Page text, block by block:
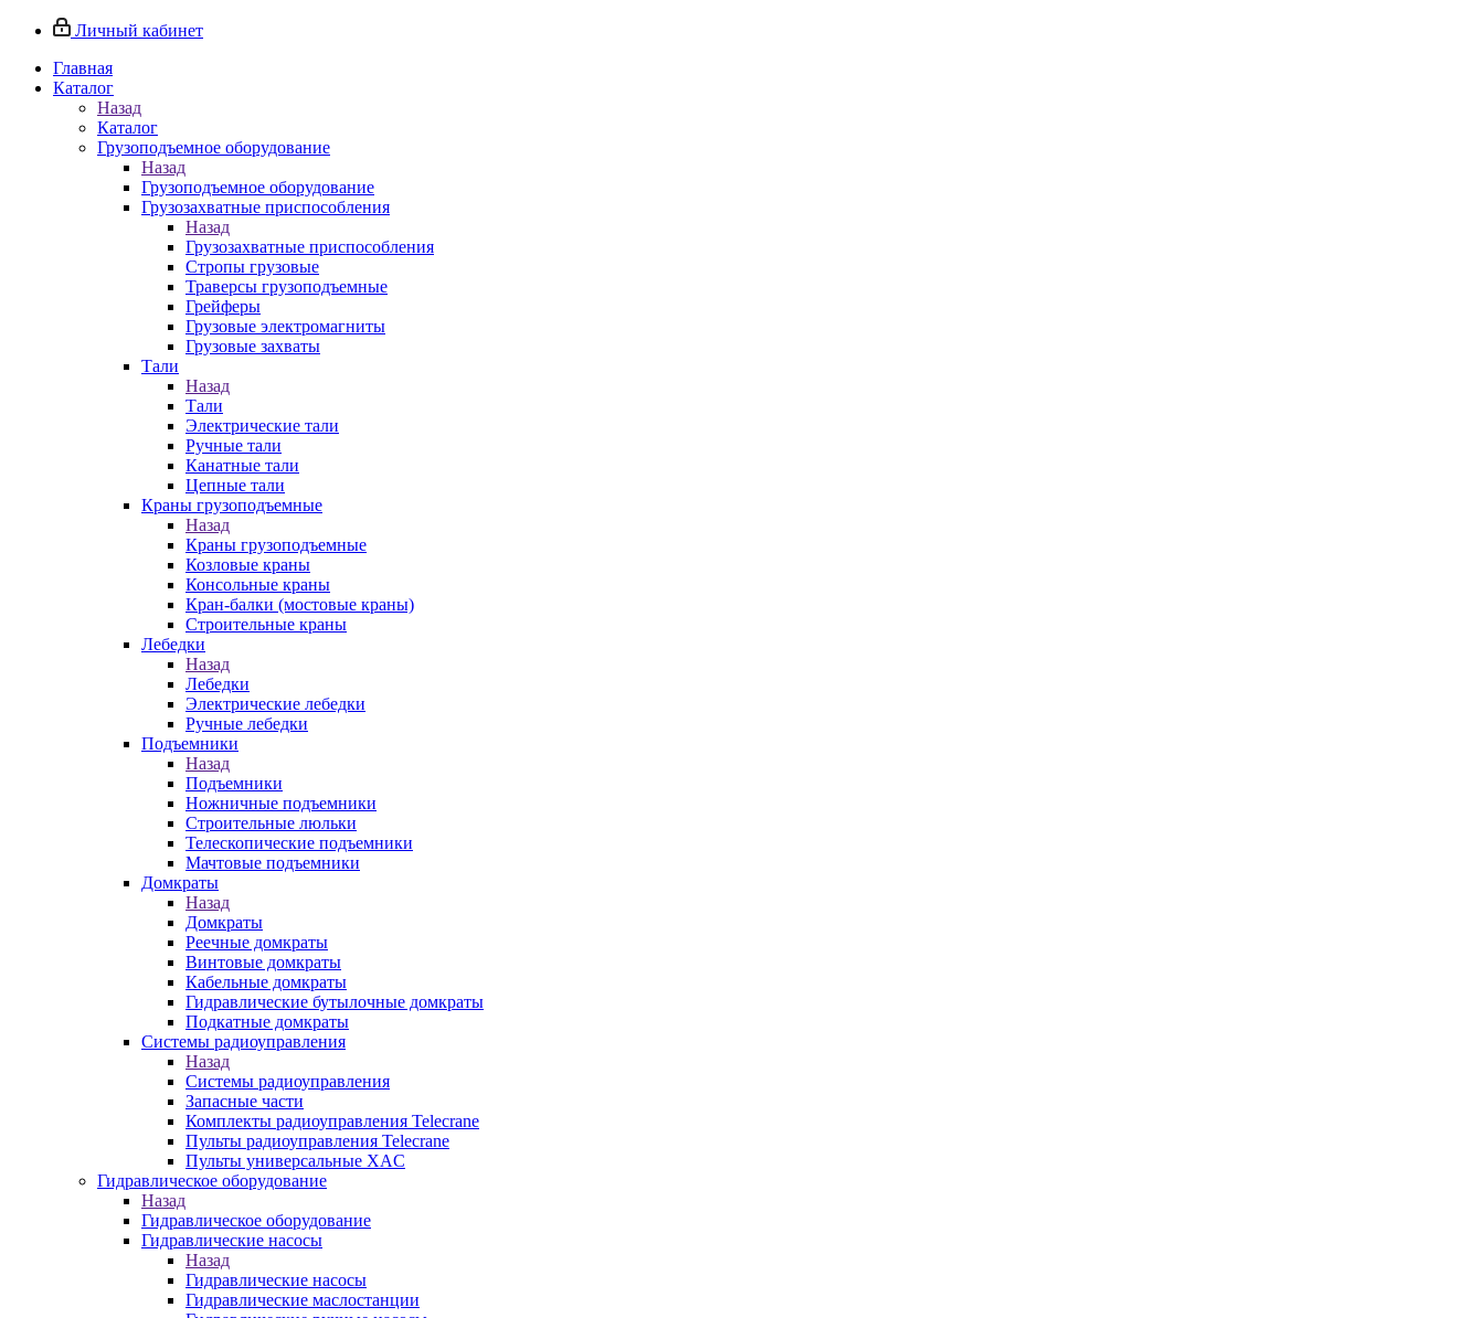
Личный кабинет
Главная
Каталог
Назад
Каталог
Грузоподъемное оборудование
Назад
Грузоподъемное оборудование
Грузозахватные приспособления
Назад
Грузозахватные приспособления
Стропы грузовые
Траверсы грузоподъемные
Грейферы
Грузовые электромагниты
Грузовые захваты
Тали
Назад
Тали
Электрические тали
Ручные тали
Канатные тали
Цепные тали
Краны грузоподъемные
Назад
Краны грузоподъемные
Козловые краны
Консольные краны
Кран-балки (мостовые краны)
Строительные краны
Лебедки
Назад
Лебедки
Электрические лебедки
Ручные лебедки
Подъемники
Назад
Подъемники
Ножничные подъемники
Строительные люльки
Телескопические подъемники
Мачтовые подъемники
Домкраты
Назад
Домкраты
Реечные домкраты
Винтовые домкраты
Кабельные домкраты
Гидравлические бутылочные домкраты
Подкатные домкраты
Системы радиоуправления
Назад
Системы радиоуправления
Запасные части
Комплекты радиоуправления Telecrane
Пульты радиоуправления Telecrane
Пульты универсальные XAC
Гидравлическое оборудование
Назад
Гидравлическое оборудование
Гидравлические насосы
Назад
Гидравлические насосы
Гидравлические маслостанции